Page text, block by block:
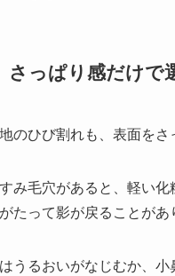
さっぱり感だけで
のひび割れも、表面を
すみ毛穴があると、軽い
たって影が戻ることがあ
うるおいがなじむか、小